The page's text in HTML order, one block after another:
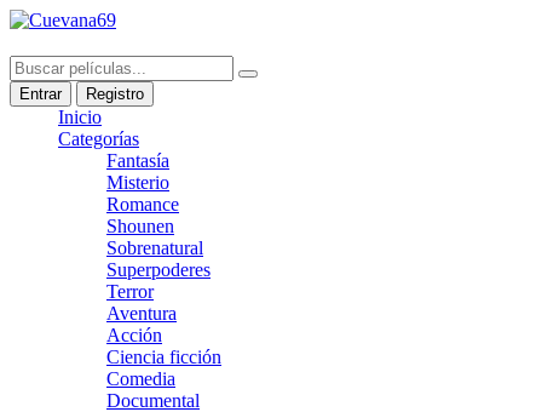
Entrar Registro
Inicio
Categorías
Fantasía
Misterio
Romance
Shounen
Sobrenatural
Superpoderes
Terror
Aventura
Acción
Ciencia ficción
Comedia
Documental